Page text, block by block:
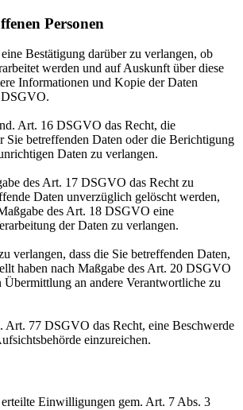
Personen
Bestätigung darüber zu verlangen, ob
werden und auf Auskunft über diese
Informationen und Kopie der Daten
DSGVO.
Art. 16 DSGVO das Recht, die
Sie betreffenden Daten oder die Berichtigung
Daten zu verlangen.
des Art. 17 DSGVO das Recht zu
Daten unverzüglich gelöscht werden,
des Art. 18 DSGVO eine
der Daten zu verlangen.
verlangen, dass die Sie betreffenden Daten,
haben nach Maßgabe des Art. 20 DSGVO
Übermittlung an andere Verantwortliche zu
Art. 77 DSGVO das Recht, eine Beschwerde
einzureichen.
erteilte Einwilligungen gem. Art. 7 Abs. 3